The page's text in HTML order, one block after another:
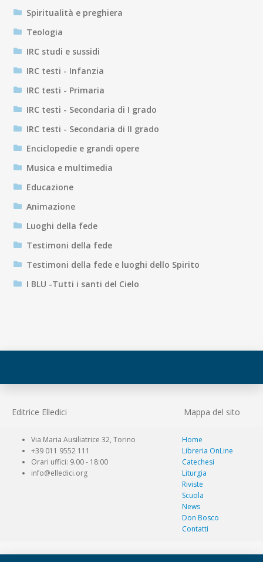
Spiritualità e preghiera
Teologia
IRC studi e sussidi
IRC testi - Infanzia
IRC testi - Primaria
IRC testi - Secondaria di I grado
IRC testi - Secondaria di II grado
Enciclopedie e grandi opere
Musica e multimedia
Educazione
Animazione
Luoghi della fede
Testimoni della fede
Testimoni della fede e luoghi dello Spirito
I BLU -Tutti i santi del Cielo
Editrice Elledici Mappa del sito
Via Maria Ausiliatrice 32, Torino
+39 011 9552 111
Orari uffici: 9.00 - 18:00
info@elledici.org
Home
Libreria OnLine
Catechesi
Liturgia
Riviste
Scuola
News
Don Bosco
Contatti